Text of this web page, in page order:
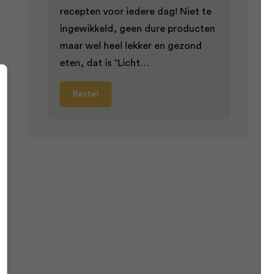
recepten voor iedere dag! Niet te
ingewikkeld, geen dure producten
maar wel heel lekker en gezond
eten, dat is “Licht…
Bestel